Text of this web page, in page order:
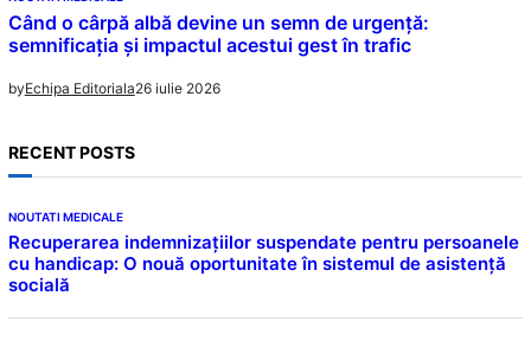
Când o cârpă albă devine un semn de urgență:
semnificația și impactul acestui gest în trafic
byEchipa Editoriala26 iulie 2026
RECENT POSTS
NOUTATI MEDICALE
Recuperarea indemnizațiilor suspendate pentru persoanele
cu handicap: O nouă oportunitate în sistemul de asistență
socială